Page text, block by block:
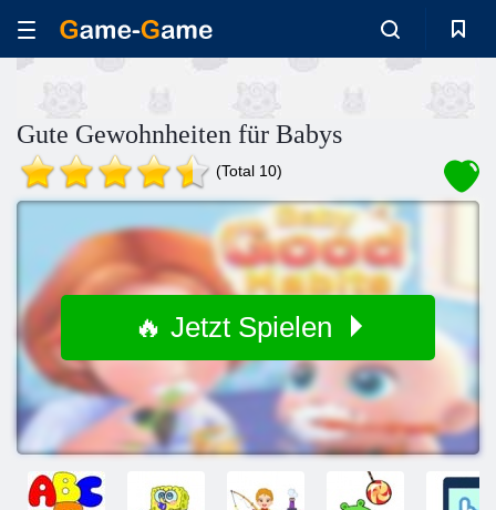
Gute Gewohnheiten für Babys
(Total 10)
🔥 Jetzt Spielen